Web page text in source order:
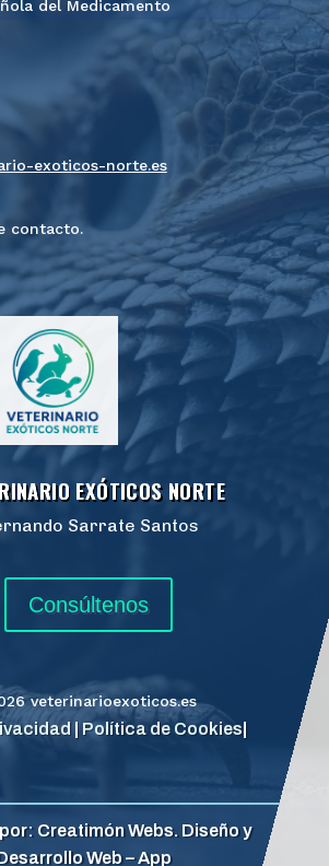
del Medicamento
exoticos-norte.es
contacto.
EXÓTICOS NORTE
Sarrate Santos
Consúltenos
veterinarioexoticos.es
|Política de Cookies|
Creatimón Webs. Diseño y
Web – App